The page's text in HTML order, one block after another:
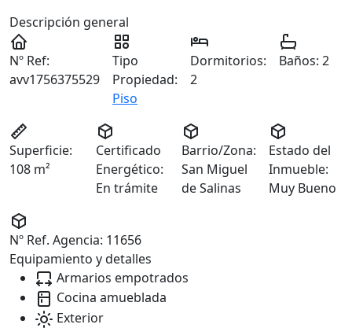
Descripción general
Nº Ref:
avv1756375529
Tipo
Propiedad:
Piso
Dormitorios:
2
Baños: 2
Superficie:
108 m²
Certificado
Energético:
En trámite
Barrio/Zona:
San Miguel
de Salinas
Estado del
Inmueble:
Muy Bueno
Nº Ref. Agencia: 11656
Equipamiento y detalles
Armarios empotrados
Cocina amueblada
Exterior